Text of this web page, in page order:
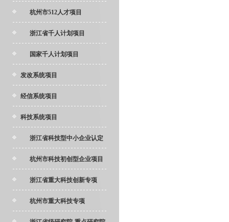
杭州市512人才项目
浙江省千人计划项目
国家千人计划项目
发改系统项目
经信系统项目
科技系统项目
浙江省科技型中小企业认定
杭州市科技初创型企业项目
浙江省重大科技创新专项
杭州市重大科技专项